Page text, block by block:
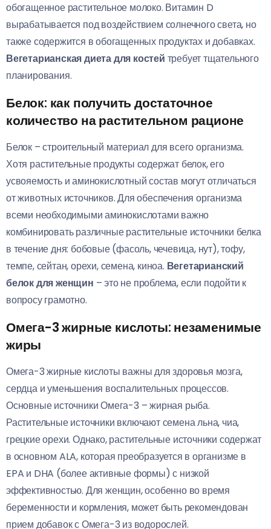
обогащенное растительное молоко. Витамин D
вырабатывается под воздействием солнечного света, но
также содержится в обогащенных продуктах и добавках.
Вегетарианская диета для костей требует тщательного
планирования.
Белок: как получить достаточное
количество на растительном рационе
Белок – строительный материал для всего организма.
Хотя растительные продукты содержат белок, его
усвояемость и аминокислотный состав могут отличаться
от животных источников. Для обеспечения организма
всеми необходимыми аминокислотами важно
комбинировать различные растительные источники белка
в течение дня: бобовые (фасоль, чечевица, нут), тофу,
темпе, сейтан, орехи, семена, киноа. Вегетарианский
белок для женщин – это не проблема, если подойти к
вопросу грамотно.
Омега-3 жирные кислоты: незаменимые
жиры
Омега-3 жирные кислоты важны для здоровья мозга,
сердца и уменьшения воспалительных процессов.
Основные источники Омега-3 – жирная рыба.
Растительные источники включают семена льна, чиа,
грецкие орехи. Однако, растительные источники содержат
в основном ALA, которая преобразуется в организме в
EPA и DHA (более активные формы) с низкой
эффективностью. Для женщин, особенно во время
беременности и кормления, может быть рекомендован
прием добавок с Омега-3 из водорослей.